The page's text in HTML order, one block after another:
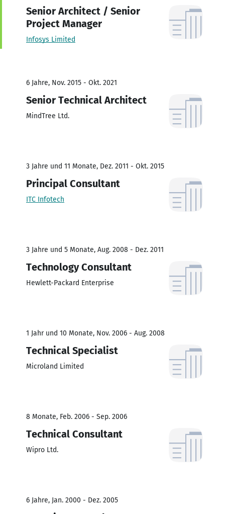
Senior Architect / Senior
Project Manager
Infosys Limited
6 Jahre, Nov. 2015 - Okt. 2021
Senior Technical Architect
MindTree Ltd.
3 Jahre und 11 Monate, Dez. 2011 - Okt. 2015
Principal Consultant
ITC Infotech
3 Jahre und 5 Monate, Aug. 2008 - Dez. 2011
Technology Consultant
Hewlett-Packard Enterprise
1 Jahr und 10 Monate, Nov. 2006 - Aug. 2008
Technical Specialist
Microland Limited
8 Monate, Feb. 2006 - Sep. 2006
Technical Consultant
Wipro Ltd.
6 Jahre, Jan. 2000 - Dez. 2005